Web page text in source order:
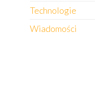
Technologie
Wiadomości